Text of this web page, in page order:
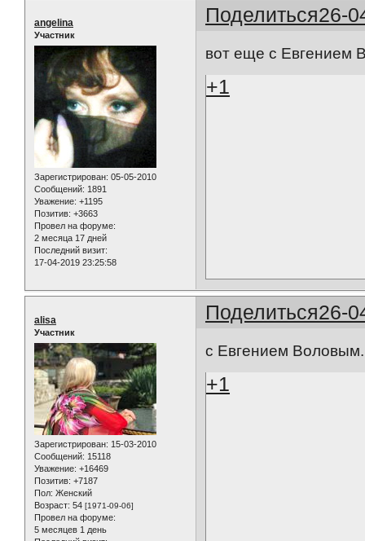
Поделиться26-
angelina
Участник
Зарегистрирован: 05-05-2010
Сообщений: 1891
Уважение: +1195
Позитив: +3663
Провел на форуме:
2 месяца 17 дней
Последний визит:
17-04-2019 23:25:58
вот еще с Евгением
+1
Поделиться26-
alisa
Участник
Зарегистрирован: 15-03-2010
Сообщений: 15118
Уважение: +16469
Позитив: +7187
Пол: Женский
Возраст: 54 [1971-09-06]
Провел на форуме:
5 месяцев 1 день
с Евгением
+1